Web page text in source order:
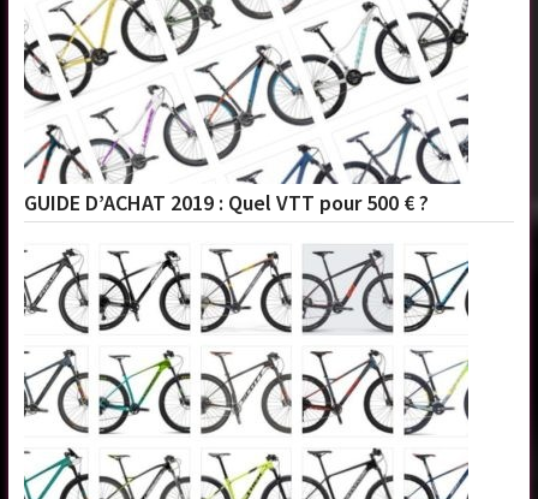
GUIDE D’ACHAT 2019 : Quel VTT pour 500 € ?